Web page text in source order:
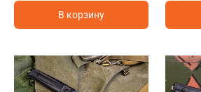
В корзину